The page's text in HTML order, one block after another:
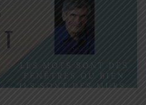
donnée par Marshall
en personne ? Oui ? Alors